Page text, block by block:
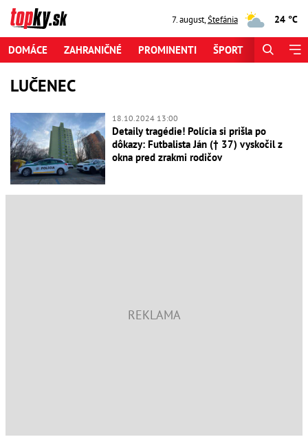
7. august,Štefánia 24 °C
DOMÁCE ZAHRANIČNÉ PROMINENTI ŠPORT
LUČENEC
18.10.2024 13:00
Detaily tragédie! Polícia si prišla po
dôkazy: Futbalista Ján († 37) vyskočil z
okna pred zrakmi rodičov